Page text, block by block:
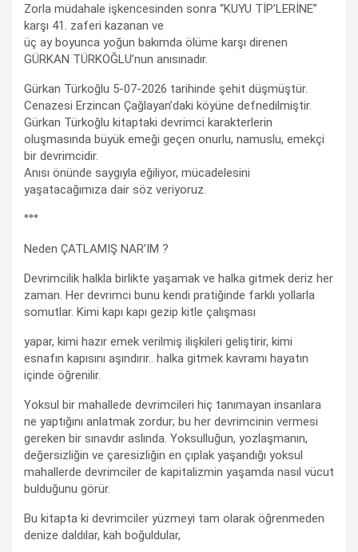
Zorla müdahale işkencesinden sonra “KUYU TİP’LERİNE”
karşı 41. zaferi kazanan ve
üç ay boyunca yoğun bakımda ölüme karşı direnen
GÜRKAN TÜRKOĞLU’nun anısınadır.
Gürkan Türkoğlu 5-07-2026 tarihinde şehit düşmüştür.
Cenazesi Erzincan Çağlayan’daki köyüne defnedilmiştir.
Gürkan Türkoğlu kitaptaki devrimci karakterlerin
oluşmasında büyük emeği geçen onurlu, namuslu, emekçi
bir devrimcidir.
Anısı önünde saygıyla eğiliyor, mücadelesini
yaşatacağımıza dair söz veriyoruz.
°°°
Neden ÇATLAMIŞ NAR’IM ?
Devrimcilik halkla birlikte yaşamak ve halka gitmek deriz her
zaman. Her devrimci bunu kendi pratiğinde farklı yollarla
somutlar. Kimi kapı kapı gezip kitle çalışması
yapar, kimi hazır emek verilmiş ilişkileri geliştirir, kimi
esnafın kapısını aşındırır.. halka gitmek kavramı hayatın
içinde öğrenilir.
Yoksul bir mahallede devrimcileri hiç tanımayan insanlara
ne yaptığını anlatmak zordur; bu her devrimcinin vermesi
gereken bir sınavdır aslında. Yoksulluğun, yozlaşmanın,
değersizliğin ve çaresizliğin en çıplak yaşandığı yoksul
mahallerde devrimciler de kapitalizmin yaşamda nasıl vücut
bulduğunu görür.
Bu kitapta ki devrimciler yüzmeyi tam olarak öğrenmeden
denize daldılar, kah boğuldular,